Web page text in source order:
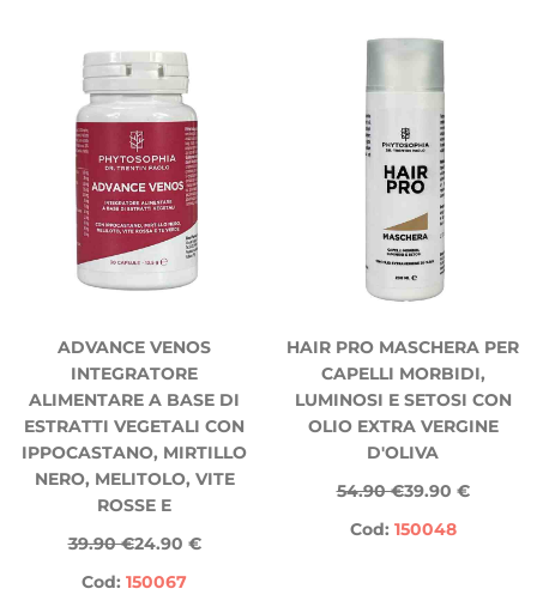
ADVANCE VENOS
INTEGRATORE
ALIMENTARE A BASE DI
ESTRATTI VEGETALI CON
IPPOCASTANO, MIRTILLO
NERO, MELITOLO, VITE
ROSSE E
39.90 €24.90 €
Cod: 150067
HAIR PRO MASCHERA PER
CAPELLI MORBIDI,
LUMINOSI E SETOSI CON
OLIO EXTRA VERGINE
D'OLIVA
54.90 €39.90 €
Cod: 150048